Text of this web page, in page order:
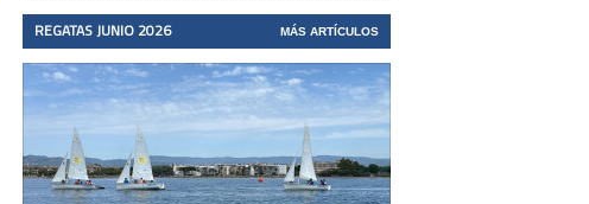
REGATAS JUNIO 2026 MÁS ARTÍCULOS